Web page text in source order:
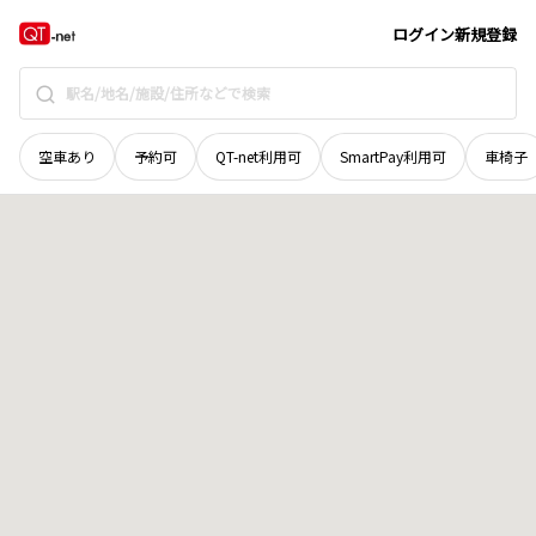
ログイン新規登録
空車あり 予約可 QT-net利用可 SmartPay利用可 車椅子
新潟県